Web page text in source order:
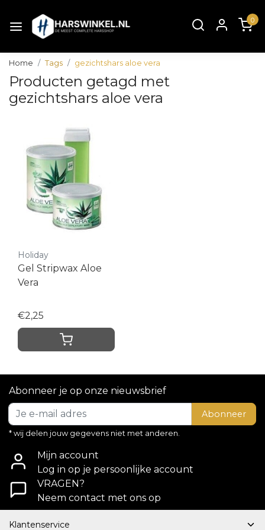
0
Home Tags gezichtshars aloe vera
Producten getagd met
gezichtshars aloe vera
Holiday
Gel Stripwax Aloe
Vera
€2,25
Abonneer je op onze nieuwsbrief
Abonneer
* wij delen jouw gegevens niet met anderen.
Mijn account
Log in op je persoonlijke account
VRAGEN?
Neem contact met ons op
Klantenservice